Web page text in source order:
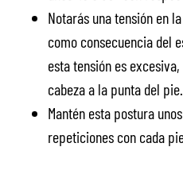
Notarás una tensión en
como consecuencia del
esta tensión es
cabeza a la punta del pie.
Mantén esta postura
repeticiones con cada